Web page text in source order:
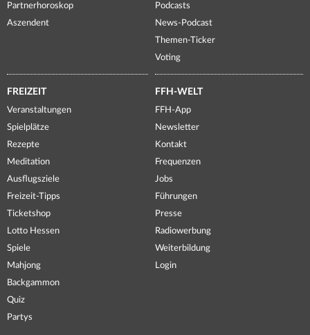
Partnerhoroskop
Aszendent
Podcasts
News-Podcast
Themen-Ticker
Voting
FREIZEIT
Veranstaltungen
Spielplätze
Rezepte
Meditation
Ausflugsziele
Freizeit-Tipps
Ticketshop
Lotto Hessen
Spiele
Mahjong
Backgammon
Quiz
Partys
FFH-WELT
FFH-App
Newsletter
Kontakt
Frequenzen
Jobs
Führungen
Presse
Radiowerbung
Weiterbildung
Login